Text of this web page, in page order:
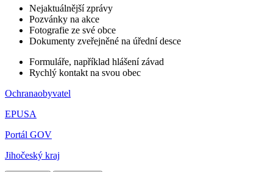
Nejaktuálnější zprávy
Pozvánky na akce
Fotografie ze své obce
Dokumenty zveřejněné na úřední desce
Formuláře, například hlášení závad
Rychlý kontakt na svou obec
Ochranaobyvatel
EPUSA
Portál GOV
Jihočeský kraj